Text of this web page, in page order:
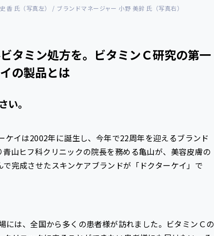
香 氏（写真左） / ブランドマネージャー 小野 美鈴 氏（写真右）
タミン処方を。ビタミンＣ研究の第一
の製品とは
。
ケイは2002年に誕生し、今年で22周年を迎えるブランド
山ヒフ科クリニックの院長を務める亀山が、美容皮膚の
完成させたスキンケアブランドが「ドクターケイ」で
には、全国から多くの患者様が訪れました。ビタミンＣの